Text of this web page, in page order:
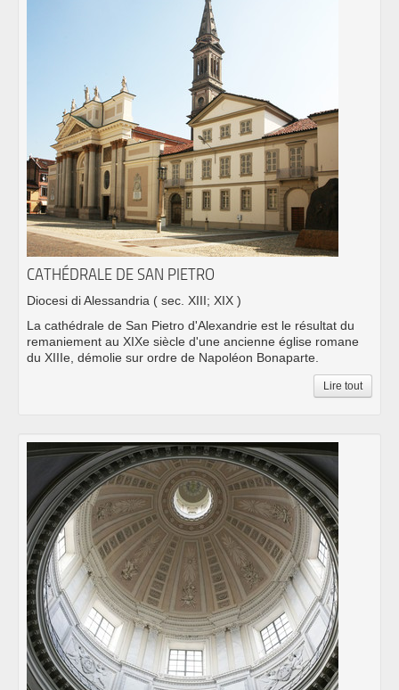
CATHÉDRALE DE SAN PIETRO
Diocesi di Alessandria ( sec. XIII; XIX )
La cathédrale de San Pietro d'Alexandrie est le résultat du
remaniement au XIXe siècle d'une ancienne église romane
du XIIIe, démolie sur ordre de Napoléon Bonaparte.
Lire tout